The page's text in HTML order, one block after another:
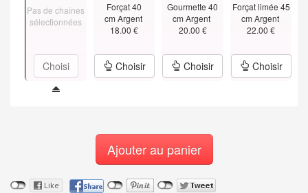
Pas de chaînes
sélectionnées
Choisi
Forçat 40
cm Argent
18.00 €
Choisir
Gourmette 40
cm Argent
20.00 €
Choisir
Forçat limée 45
cm Argent
22.00 €
Choisir
Ajouter au panier